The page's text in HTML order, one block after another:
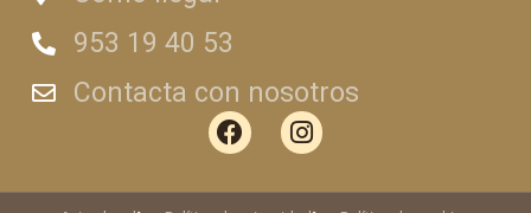
953 19 40 53
Contacta con nosotros